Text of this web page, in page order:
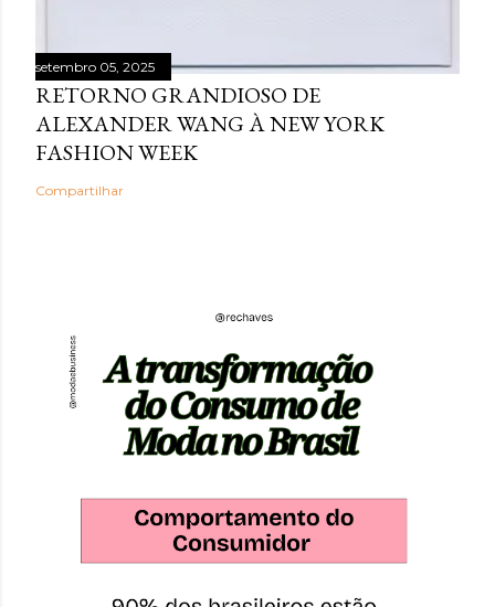
setembro 05, 2025
RETORNO GRANDIOSO DE
ALEXANDER WANG À NEW YORK
FASHION WEEK
Compartilhar